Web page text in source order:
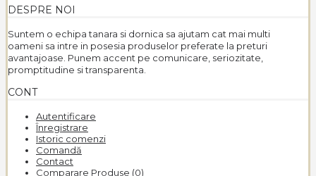
DESPRE NOI
Suntem o echipa tanara si dornica sa ajutam cat mai multi
oameni sa intre in posesia produselor preferate la preturi
avantajoase. Punem accent pe comunicare, seriozitate,
promptitudine si transparenta.
CONT
Autentificare
Înregistrare
Istoric comenzi
Comandă
Contact
Comparare Produse (0)